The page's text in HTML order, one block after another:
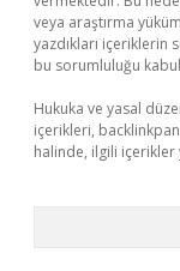
veya araştırma
yazdıkları içeriklerin
bu sorumluluğu
Hukuka ve yasal
içerikleri,
halinde, ilgili içerikler